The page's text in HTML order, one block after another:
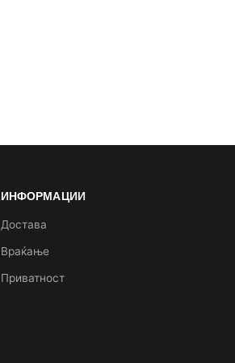
ИНФОРМАЦИИ
Достава
Враќање
Приватност